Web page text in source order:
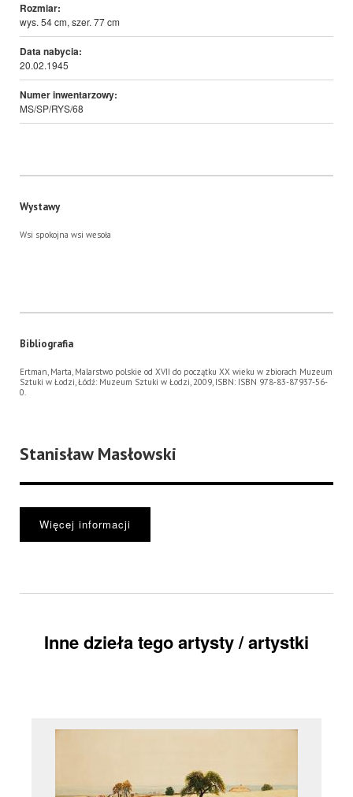
Rozmiar:
wys. 54 cm, szer. 77 cm
Data nabycia:
20.02.1945
Numer inwentarzowy:
MS/SP/RYS/68
Wystawy
Wsi spokojna wsi wesoła
Bibliografia
Ertman, Marta, Malarstwo polskie od XVII do początku XX wieku w zbiorach Muzeum
Sztuki w Łodzi, Łódź: Muzeum Sztuki w Łodzi, 2009, ISBN: ISBN 978-83-87937-56-
0.
Stanisław Masłowski
Więcej informacji
Inne dzieła tego artysty / artystki